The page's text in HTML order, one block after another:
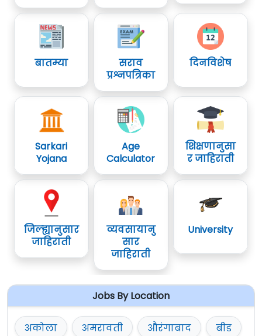
बातम्या
सराव
प्रश्नपत्रिका
दिनविशेष
Sarkari
Yojana
Age
Calculator
शिक्षणानुसा
र जाहिराती
जिल्ह्यानुसार
जाहिराती
व्यवसायानु
सार
जाहिराती
University
Jobs By Location
अकोला अमरावती औरंगाबाद
बीड